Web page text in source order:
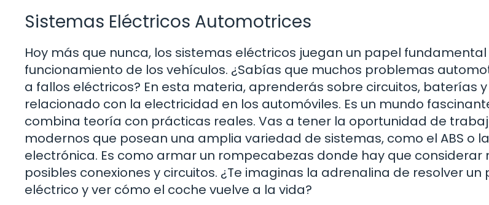
Sistemas Eléctricos Automotrices
Hoy más que nunca, los sistemas eléctricos juegan un papel
funcionamiento de los vehículos. ¿Sabías que muchos problemas
a fallos eléctricos? En esta materia, aprenderás sobre circuitos, baterías
relacionado con la electricidad en los automóviles. Es un mundo
combina teoría con prácticas reales. Vas a tener la oportunidad de
modernos que posean una amplia variedad de sistemas, como el ABS o
electrónica. Es como armar un rompecabezas donde hay que considerar
posibles conexiones y circuitos. ¿Te imaginas la adrenalina de resolver un
eléctrico y ver cómo el coche vuelve a la vida?